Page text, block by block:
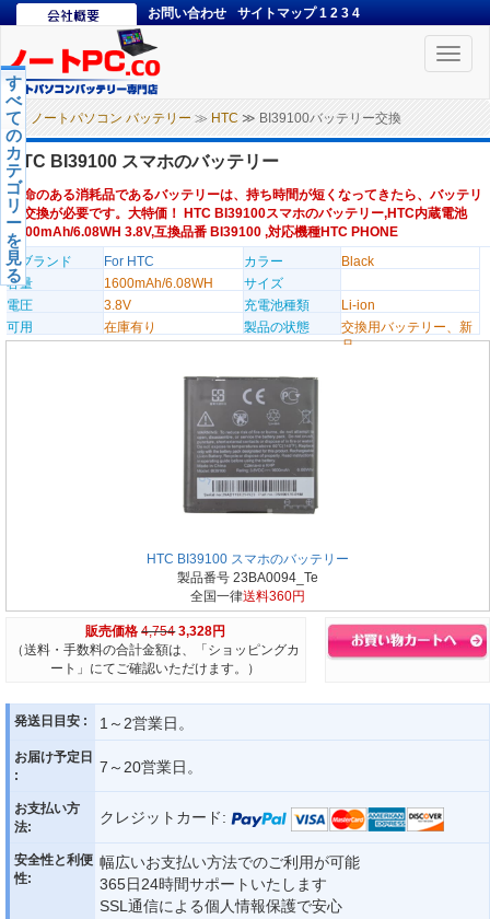
お問い合わせ サイトマップ 1 2 3 4
Toggle
ノートパソコン バッテリー ≫ HTC ≫ BI39100バッテリー交換
す
べ
て
の
カ
テ
ゴ
リ
ー
を
見
る
HTC BI39100 スマホのバッテリー
寿命のある消耗品であるバッテリーは、持ち時間が短くなってきたら、バッテリ
ー交換が必要です。大特価！ HTC BI39100スマホのバッテリー,HTC内蔵電池
1600mAh/6.08WH 3.8V,互換品番 BI39100 ,対応機種HTC PHONE
のブランド
For HTC カラー
Black
容量
1600mAh/6.08WH
サイズ
電圧
3.8V 充電池種類
Li-ion
可用
在庫有り 製品の状態
交換用バッテリー、新
品
HTC BI39100 スマホのバッテリー
製品番号 23BA0094_Te
全国一律送料360円
販売価格 4,754 3,328円
（送料・手数料の合計金額は、「ショッピングカ
ート」にてご確認いただけます。）
発送日目安 : 1～2営業日。
お届け予定日
:
7～20営業日。
お支払い方
法:
クレジットカード:
安全性と利便
性:
幅広いお支払い方法でのご利用が可能
365日24時間サポートいたします
SSL通信による個人情報保護で安心